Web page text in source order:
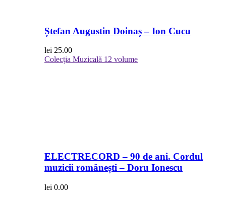
Ștefan Augustin Doinaș – Ion Cucu
lei 25.00
Colecția Muzicală 12 volume
ELECTRECORD – 90 de ani. Cordul
muzicii românești – Doru Ionescu
lei 0.00